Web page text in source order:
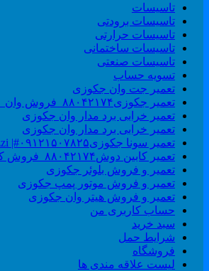
تاسیسات
تاسیسات برودتی
تاسیسات حرارتی
تاسیسات ساختمانی
تاسیسات صنعتی
تسویه حساب
تعمیر جت وان جکوزی
تعمیر جکوزی۸۸۰۴۲۱۷۴_فروش وان_جکوزی
تعمیر خرابی برد مدار وان جکوزی
تعمیر خرابی برد مدار وان جکوزی
تعمیر سونا جکوزی۰۹۱۲۱۵۰۷۸۲۵#| Sauna | Jacuzzi
تعمیر کابین دوش۸۸۰۴۲۱۷۴_فروش کابین دوش
تعمیر و فروش بلوئر جکوزی
تعمیر و فروش موتور پمپ جکوزی
تعمیر و فروش هیتر وان جکوزی
حساب کاربری من
سبد خرید
شرایط حمل
فروشگاه
لیست علاقه مندی ها